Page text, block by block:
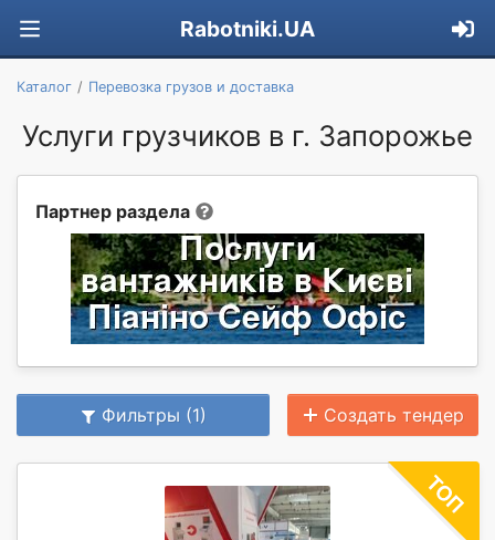
Rabotniki.UA
Каталог Перевозка грузов и доставка
Услуги грузчиков в г. Запорожье
Партнер раздела
Фильтры (1) Создать тендер